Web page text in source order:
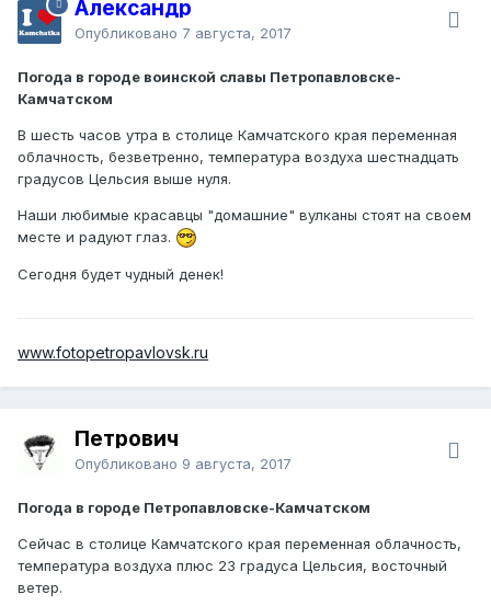
Александр
Опубликовано 7 августа, 2017
Погода в городе воинской славы Петропавловске-
Камчатском
В шесть часов утра в столице Камчатского края переменная
облачность, безветренно, температура воздуха шестнадцать
градусов Цельсия выше нуля.
Наши любимые красавцы "домашние" вулканы стоят на своем
месте и радуют глаз.
Сегодня будет чудный денек!
www.fotopetropavlovsk.ru
Петрович
Опубликовано 9 августа, 2017
Погода в городе Петропавловске-Камчатском
Сейчас в столице Камчатского края переменная облачность,
температура воздуха плюс 23 градуса Цельсия, восточный
ветер.